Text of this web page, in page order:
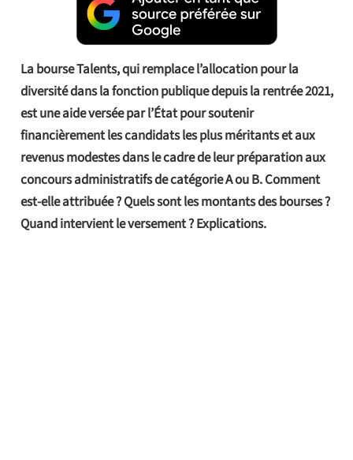
La bourse Talents, qui remplace l’allocation pour la
diversité dans la fonction publique depuis la rentrée 2021,
est une aide versée par l’État pour soutenir
financièrement les candidats les plus méritants et aux
revenus modestes dans le cadre de leur préparation aux
concours administratifs de catégorie A ou B. Comment
est-elle attribuée ? Quels sont les montants des bourses ?
Quand intervient le versement ? Explications.